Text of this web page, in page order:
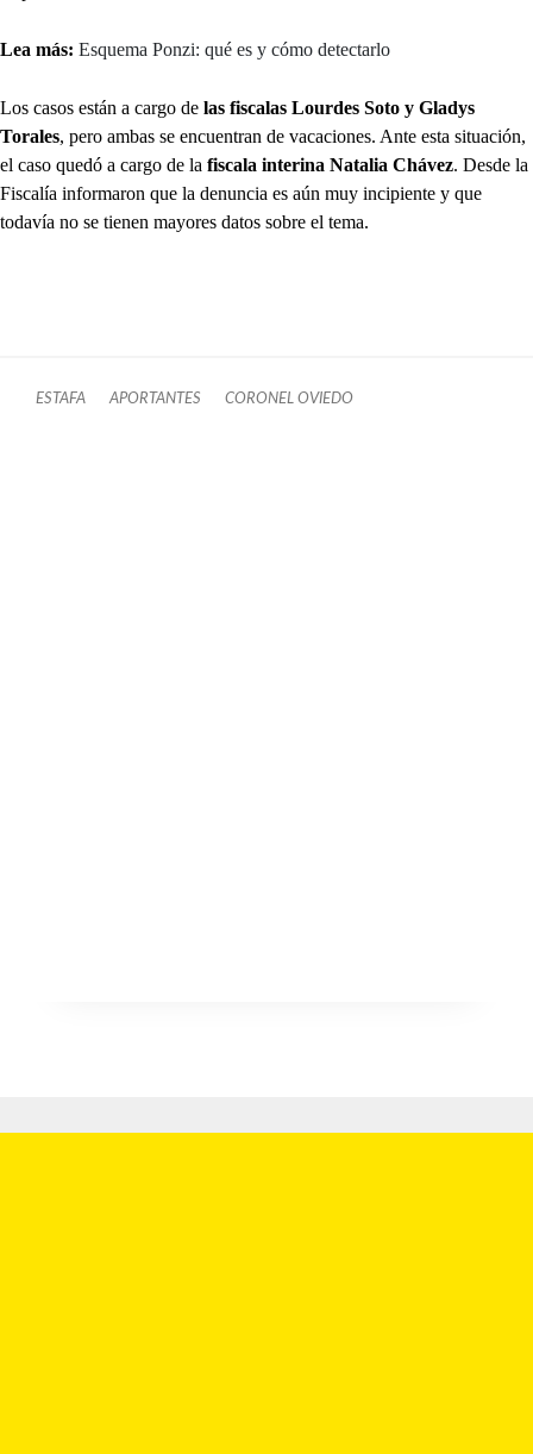
Lea más: Esquema Ponzi: qué es y cómo detectarlo
Los casos están a cargo de las fiscalas Lourdes Soto y Gladys
Torales, pero ambas se encuentran de vacaciones. Ante esta situación,
el caso quedó a cargo de la fiscala interina Natalia Chávez. Desde la
Fiscalía informaron que la denuncia es aún muy incipiente y que
todavía no se tienen mayores datos sobre el tema.
ESTAFA APORTANTES CORONEL OVIEDO